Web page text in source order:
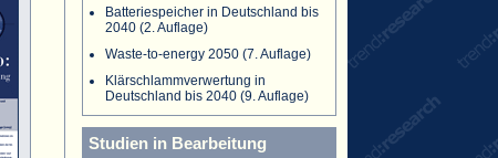
Batteriespeicher in Deutschland bis
2040 (2. Auflage)
Waste-to-energy 2050 (7. Auflage)
Klärschlammverwertung in
Deutschland bis 2040 (9. Auflage)
Studien in Bearbeitung